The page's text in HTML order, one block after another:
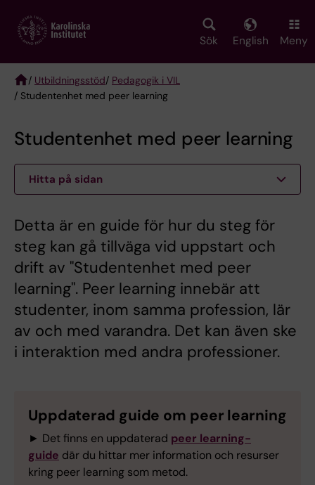
main
Sök English Meny
Breadcrumb
/ Utbildningsstöd/ Pedagogik i VIL
/ Studentenhet med peer learning
Studentenhet med peer learning
Hitta på sidan
Detta är en guide för hur du steg för
steg kan gå tillväga vid uppstart och
drift av "Studentenhet med peer
learning". Peer learning innebär att
studenter, inom samma profession, lär
av och med varandra. Det kan även ske
i interaktion med andra professioner.
Uppdaterad guide om peer learning
► Det finns en uppdaterad peer learning-
guide där du hittar mer information och resurser
kring peer learning som metod.